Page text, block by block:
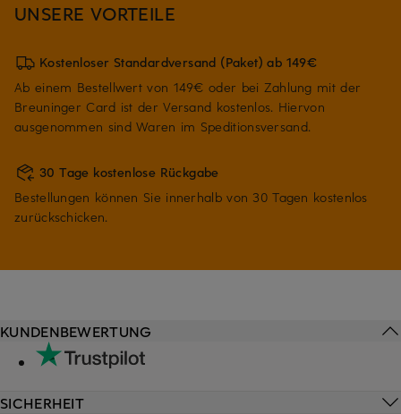
UNSERE VORTEILE
Kostenloser Standardversand (Paket) ab 149€
Ab einem Bestellwert von 149€ oder bei Zahlung mit der
Breuninger Card ist der Versand kostenlos. Hiervon
ausgenommen sind Waren im Speditionsversand.
30 Tage kostenlose Rückgabe
Bestellungen können Sie innerhalb von 30 Tagen kostenlos
zurückschicken.
KUNDENBEWERTUNG
SICHERHEIT